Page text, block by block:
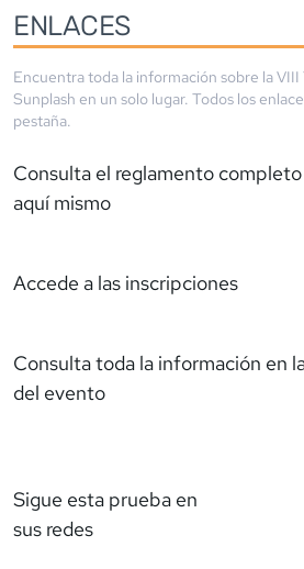
ENLACES
Encuentra toda la información sobre laVIII
Sunplash en un solo lugar. Todos los
pestaña.
Consulta el reglamento completo
aquí mismo
Accede a las inscripciones
Consulta toda la información en
del evento
Sigue esta prueba en
sus redes